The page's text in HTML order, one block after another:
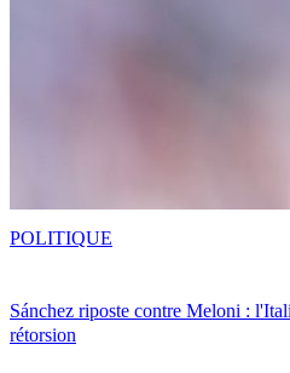
Sánchez riposte contre Meloni :
rétorsion
POLITIQUE